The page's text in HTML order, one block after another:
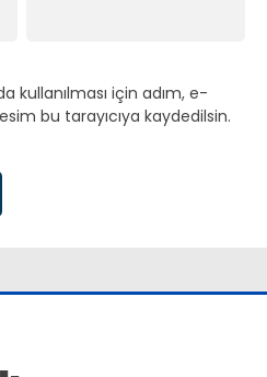
kullanılması için adım, e-
bu tarayıcıya kaydedilsin.